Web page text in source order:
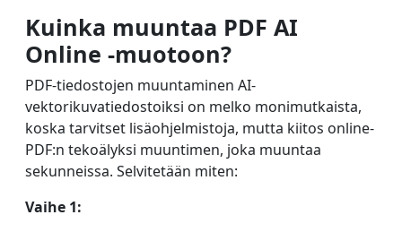
Kuinka muuntaa PDF AI
Online -muotoon?
PDF-tiedostojen muuntaminen AI-
vektorikuvatiedostoiksi on melko monimutkaista,
koska tarvitset lisäohjelmistoja, mutta kiitos online-
PDF:n tekoälyksi muuntimen, joka muuntaa
sekunneissa. Selvitetään miten:
Vaihe 1: